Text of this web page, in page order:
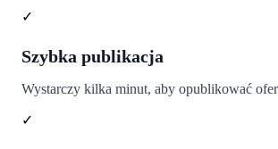
✓
Szybka publikacja
Wystarczy kilka minut, aby opublikować
✓